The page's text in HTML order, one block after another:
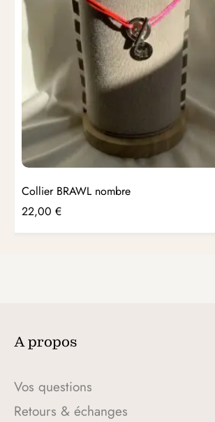
Collier BRAWL nombre
22,00 €
A propos
Vos questions
Retours & échanges